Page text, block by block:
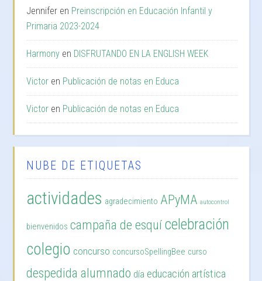
Jennifer en Preinscripción en Educación Infantil y
Primaria 2023-2024
Harmony en DISFRUTANDO EN LA ENGLISH WEEK
Victor en Publicación de notas en Educa
Victor en Publicación de notas en Educa
NUBE DE ETIQUETAS
actividades agradecimiento APyMA autocontrol
bienvenidos campaña de esquícelebración
colegio concurso concursoSpellingBee curso
despedida alumnado día educación artística